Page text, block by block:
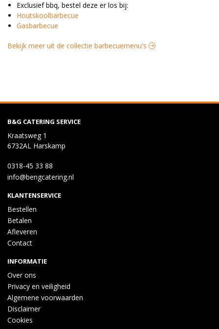
Exclusief bbq, bestel deze er los bij:
Houtskoolbarbecue
Gasbarbecue
Bekijk meer uit de collectie barbecuemenu's
B&G CATERING SERVICE
Kraatsweg 1
6732AL Harskamp
0318-45 33 88
info@bengcatering.nl
KLANTENSERVICE
Bestellen
Betalen
Afleveren
Contact
INFORMATIE
Over ons
Privacy en veiligheid
Algemene voorwaarden
Disclaimer
Cookies